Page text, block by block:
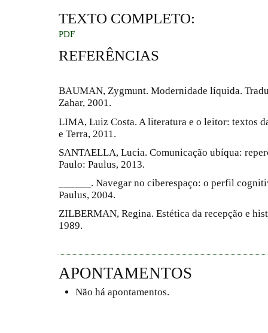
TEXTO COMPLETO:
PDF
REFERÊNCIAS
BAUMAN, Zygmunt. Modernidade líquida.
Zahar, 2001.
LIMA, Luiz Costa. A literatura e o leitor: textos
e Terra, 2011.
SANTAELLA, Lucia. Comunicação ubíqua:
Paulo: Paulus, 2013.
______. Navegar no ciberespaço: o perfil
Paulus, 2004.
ZILBERMAN, Regina. Estética da recepção e
1989.
APONTAMENTOS
Não há apontamentos.